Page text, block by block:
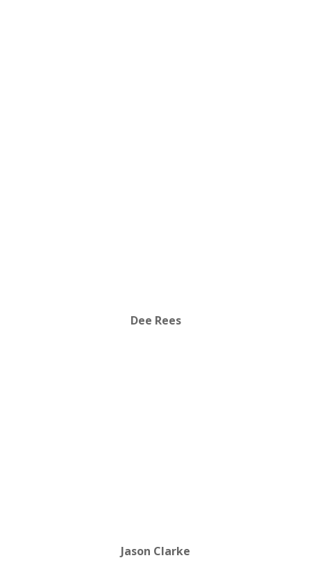
Dee Rees
Jason Clarke